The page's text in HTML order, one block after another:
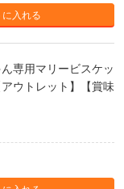
入れる
専用マリービスケッ
ウトレット】【賞味